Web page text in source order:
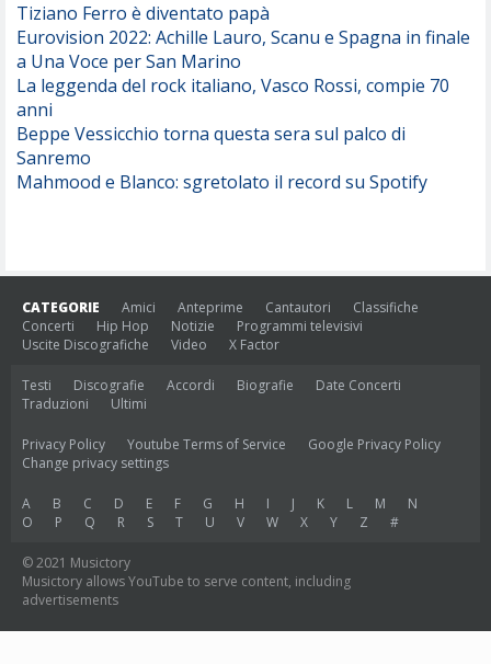
Tiziano Ferro è diventato papà
Eurovision 2022: Achille Lauro, Scanu e Spagna in finale
a Una Voce per San Marino
La leggenda del rock italiano, Vasco Rossi, compie 70
anni
Beppe Vessicchio torna questa sera sul palco di
Sanremo
Mahmood e Blanco: sgretolato il record su Spotify
CATEGORIE Amici Anteprime Cantautori
Classifiche
Concerti
Hip Hop Notizie
Programmi televisivi
Uscite Discografiche
Video X Factor
Testi Discografie Accordi Biografie
Date Concerti
Traduzioni
Ultimi
Privacy Policy Youtube Terms of Service
Google Privacy Policy
Change privacy settings
A B C D E F G H I J K L M
N
O
P Q R S T U V W X Y Z #
© 2021 Musictory
Musictory allows YouTube to serve content, including
advertisements